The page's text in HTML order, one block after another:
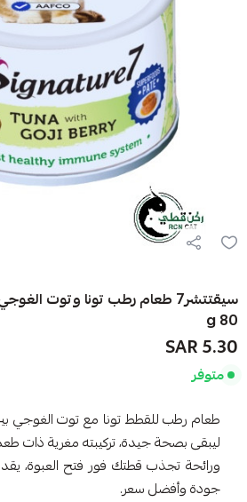
سيقتتشر7 طعام رطب تونا وتوت
80 g
5.30 SAR
متوفر
طعام رطب للقطط تونا مع توت الغوجي
ليبقى بصحة جيدة، تركيبته مغرية ذات
ورائحة تجذب قطتك فور فتح العبوة،
جودة وأفضل سعر.